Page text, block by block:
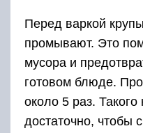
Перед варкой
промывают. Это
мусора и
готовом блюде.
около 5 раз. Такого
достаточно, чтобы